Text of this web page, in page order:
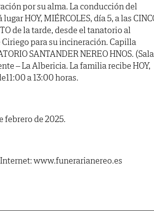
por su alma. La conducción del
HOY, MIÉRCOLES, día 5, a las
de la tarde, desde el tanatorio al
para su incineración. Capilla
SANTANDER NEREO HNOS. (Sala
– La Albericia. La familia recibe HOY,
a 13:00 horas.
febrero de 2025.
www.funerarianereo.es